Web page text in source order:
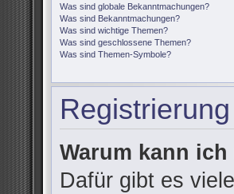
Was sind globale Bekanntmachungen?
Was sind Bekanntmachungen?
Was sind wichtige Themen?
Was sind geschlossene Themen?
Was sind Themen-Symbole?
Warum kann
Dafür gibt es